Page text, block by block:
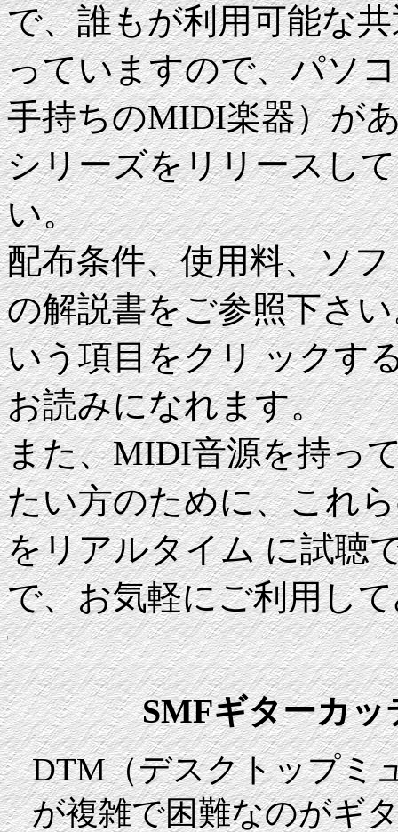
で、誰もが利用可能な
っていますので、パソ
手持ちのMIDI楽器）が
シリーズをリリースし
い。
配布条件、使用料、ソ
の解説書をご参照下さ
いう項目をクリ ックす
お読みになれます。
また、MIDI音源を持っ
たい方のために、これ
をリアルタイム に試聴
で、お気軽にご利用し
SMFギターカッ
DTM（デスクトップミ
が複雑で困難なのがギ